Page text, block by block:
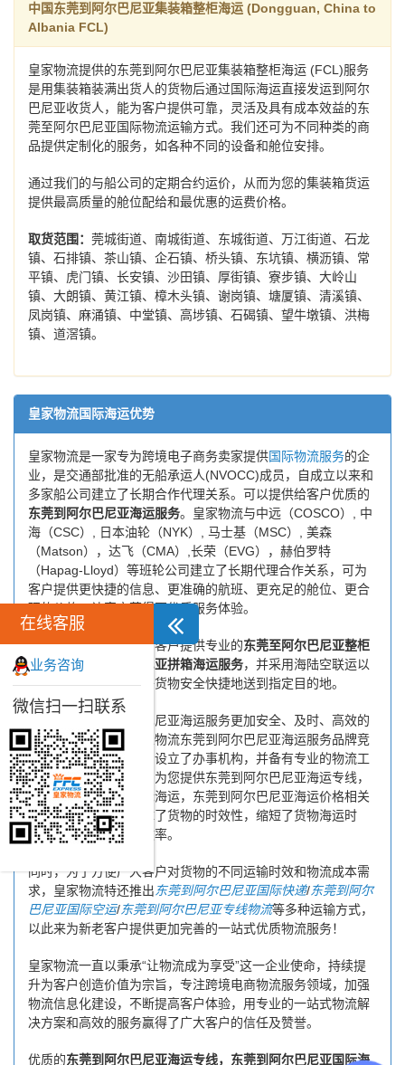
中国东莞到阿尔巴尼亚集装箱整柜海运 (Dongguan, China to
Albania FCL)
皇家物流提供的东莞到阿尔巴尼亚集装箱整柜海运 (FCL)服务
是用集装箱装满出货人的货物后通过国际海运直接发运到阿尔
巴尼亚收货人，能为客户提供可靠，灵活及具有成本效益的东
莞至阿尔巴尼亚国际物流运输方式。我们还可为不同种类的商
品提供定制化的服务，如各种不同的设备和舱位安排。
通过我们的与船公司的定期合约运价，从而为您的集装箱货运
提供最高质量的舱位配给和最优惠的运费价格。
取货范围： 莞城街道、南城街道、东城街道、万江街道、石龙
镇、石排镇、茶山镇、企石镇、桥头镇、东坑镇、横沥镇、常
平镇、虎门镇、长安镇、沙田镇、厚街镇、寮步镇、大岭山
镇、大朗镇、黄江镇、樟木头镇、谢岗镇、塘厦镇、清溪镇、
凤岗镇、麻涌镇、中堂镇、高埗镇、石碣镇、望牛墩镇、洪梅
镇、道滘镇。
皇家物流国际海运优势
皇家物流是一家专为跨境电子商务卖家提供国际物流服务的企
业，是交通部批准的无船承运人(NVOCC)成员，自成立以来和
多家船公司建立了长期合作代理关系。可以提供给客户优质的
东莞到阿尔巴尼亚海运服务。皇家物流与中远（COSCO）, 中
海（CSC）, 日本油轮（NYK）, 马士基（MSC）, 美森
（Matson），达飞（CMA）,长荣（EVG），赫伯罗特
（Hapag-Lloyd）等班轮公司建立了长期代理合作关系，可为
客户提供更快捷的信息、更准确的航班、更充足的舱位、更合
理的价格，让客户获得更优质服务体验。
皇家国际物流致力于为客户提供专业的东莞至阿尔巴尼亚整柜
海运和东莞至阿尔巴尼亚拼箱海运服务，并采用海陆空联运以
及门到门运输模式，将货物安全快捷地送到指定目的地。
为了保证东莞到阿尔巴尼亚海运服务更加安全、及时、高效的
运营，进一步提高皇家物流东莞到阿尔巴尼亚海运服务品牌竞
争力，公司在东莞专门设立了办事机构，并备有专业的物流工
作人员与您及时沟通，为您提供东莞到阿尔巴尼亚海运专线，
东莞到阿尔巴尼亚国际海运，东莞到阿尔巴尼亚海运价格相关
延伸服务，极大的保障了货物的时效性，缩短了货物海运时
间，提高了物流运输效率。
同时，为了方便广大客户对货物的不同运输时效和物流成本需
求，皇家物流特还推出东莞到阿尔巴尼亚国际快递/东莞到阿尔
巴尼亚国际空运/东莞到阿尔巴尼亚专线物流等多种运输方式，
以此来为新老客户提供更加完善的一站式优质物流服务！
皇家物流一直以秉承“让物流成为享受”这一企业使命，持续提
升为客户创造价值为宗旨，专注跨境电商物流服务领域，加强
物流信息化建设，不断提高客户体验，用专业的一站式物流解
决方案和高效的服务赢得了广大客户的信任及赞誉。
优质的东莞到阿尔巴尼亚海运专线，东莞到阿尔巴尼亚国际海
在线客服
业务咨询
微信扫一扫联系